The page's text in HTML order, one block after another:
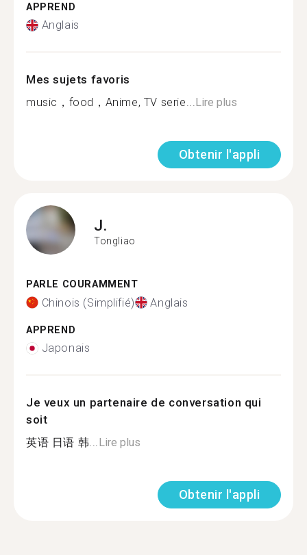
APPREND
Anglais
Mes sujets favoris
music，food，Anime, TV serie...Lire plus
Obtenir l'appli
J.
Tongliao
PARLE COURAMMENT
Chinois (Simplifié) Anglais
APPREND
Japonais
Je veux un partenaire de conversation qui
soit
英语 日语 韩...Lire plus
Obtenir l'appli